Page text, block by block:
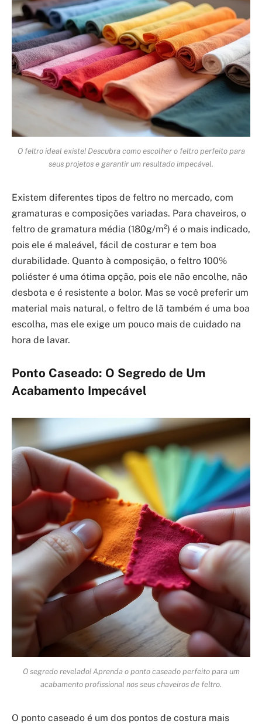
O feltro ideal existe! Descubra como escolher o feltro perfeito para
seus projetos e garantir um resultado impecável.
Existem diferentes tipos de feltro no mercado, com
gramaturas e composições variadas. Para chaveiros, o
feltro de gramatura média (180g/m²) é o mais indicado,
pois ele é maleável, fácil de costurar e tem boa
durabilidade. Quanto à composição, o feltro 100%
poliéster é uma ótima opção, pois ele não encolhe, não
desbota e é resistente a bolor. Mas se você preferir um
material mais natural, o feltro de lã também é uma boa
escolha, mas ele exige um pouco mais de cuidado na
hora de lavar.
Ponto Caseado: O Segredo de Um
Acabamento Impecável
O segredo revelado! Aprenda o ponto caseado perfeito para um
acabamento profissional nos seus chaveiros de feltro.
O ponto caseado é um dos pontos de costura mais